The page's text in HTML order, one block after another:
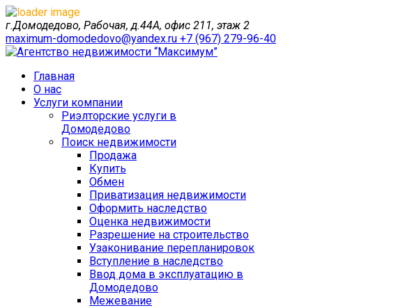
г.Домодедово, Рабочая, д.44А, офис 211, этаж 2
maximum-domodedovo@yandex.ru +7 (967) 279-96-40
Главная
О нас
Услуги компании
Риэлторские услуги в
Домодедово
Поиск недвижимости
Продажа
Купить
Обмен
Приватизация недвижимости
Оформить наследство
Оценка недвижимости
Разрешение на строительство
Узаконивание перепланировок
Вступление в наследство
Ввод дома в эксплуатацию в
Домодедово
Межевание